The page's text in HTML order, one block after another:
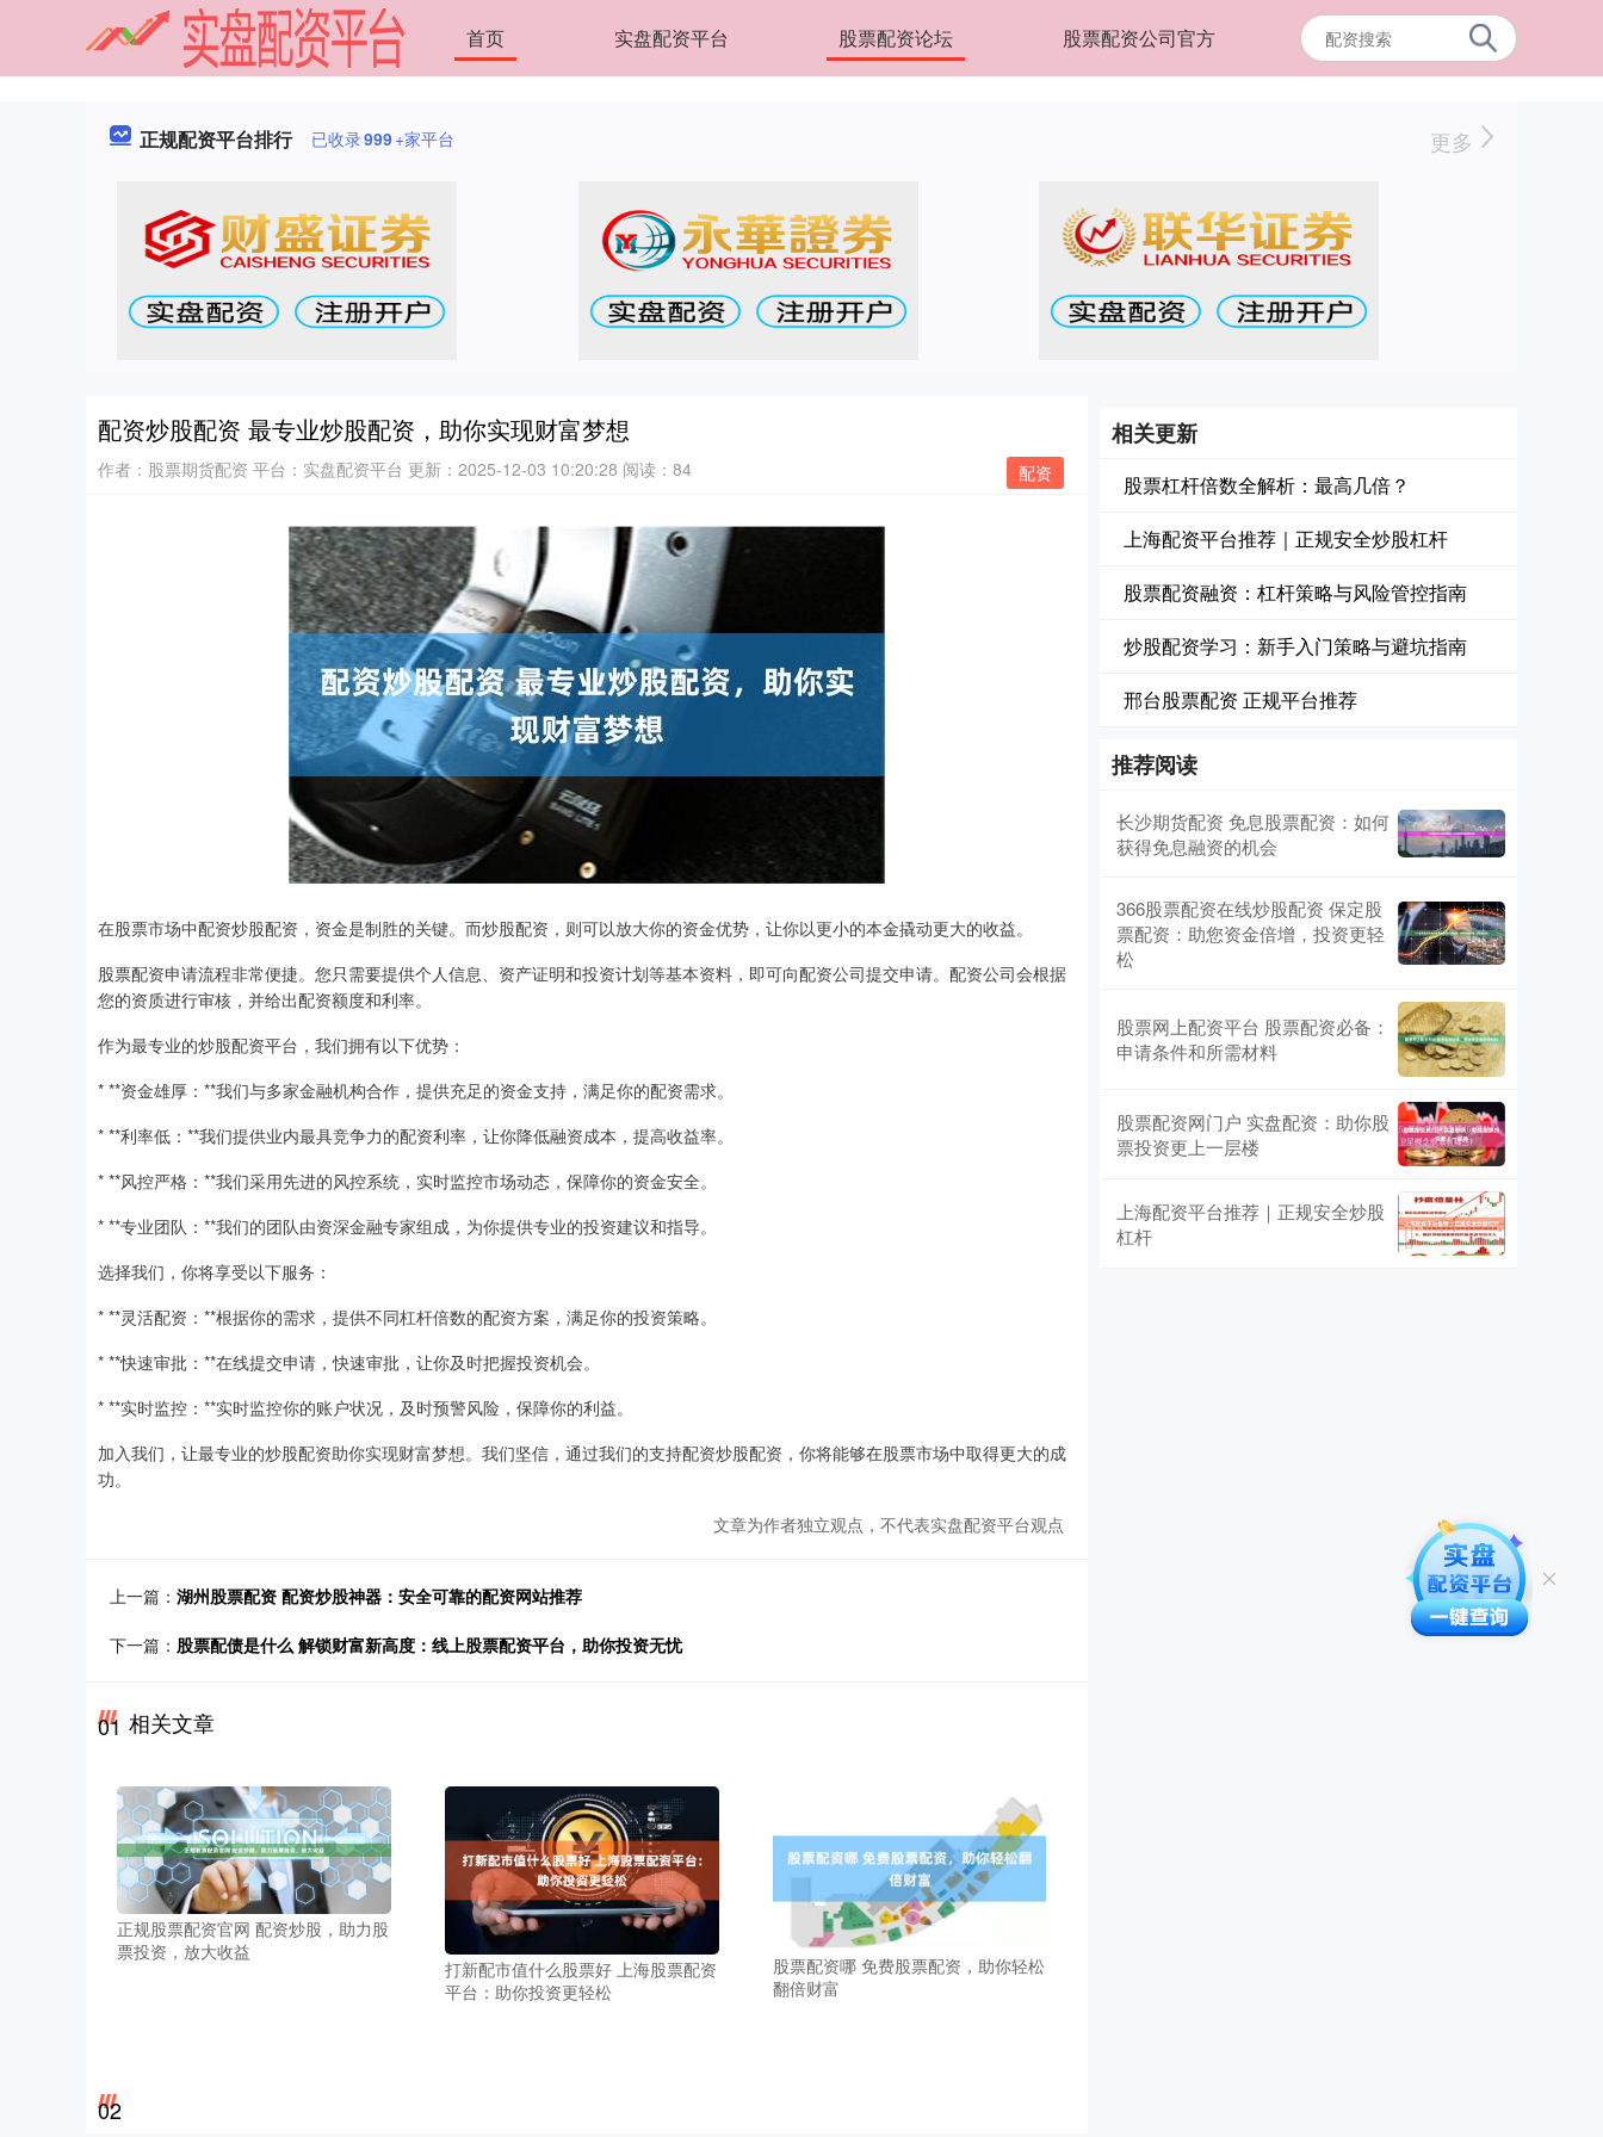
首页 实盘配资平台 股票配资论坛 股票配资公司官方
正规配资平台排行 已收录999+家平台 更多
配资炒股配资 最专业炒股配资，助你实现财富梦想
配资
作者：股票期货配资 平台：实盘配资平台 更新：2025-12-03 10:20:28 阅读：84
在股票市场中配资炒股配资，资金是制胜的关键。而炒股配资，则可以放大你的资金优势，让你以更小的本金撬动更大的收益。
股票配资申请流程非常便捷。您只需要提供个人信息、资产证明和投资计划等基本资料，即可向配资公司提交申请。配资公司会根据
您的资质进行审核，并给出配资额度和利率。
作为最专业的炒股配资平台，我们拥有以下优势：
* **资金雄厚：**我们与多家金融机构合作，提供充足的资金支持，满足你的配资需求。
* **利率低：**我们提供业内最具竞争力的配资利率，让你降低融资成本，提高收益率。
* **风控严格：**我们采用先进的风控系统，实时监控市场动态，保障你的资金安全。
* **专业团队：**我们的团队由资深金融专家组成，为你提供专业的投资建议和指导。
选择我们，你将享受以下服务：
* **灵活配资：**根据你的需求，提供不同杠杆倍数的配资方案，满足你的投资策略。
* **快速审批：**在线提交申请，快速审批，让你及时把握投资机会。
* **实时监控：**实时监控你的账户状况，及时预警风险，保障你的利益。
加入我们，让最专业的炒股配资助你实现财富梦想。我们坚信，通过我们的支持配资炒股配资，你将能够在股票市场中取得更大的成
功。
文章为作者独立观点，不代表实盘配资平台观点
上一篇： 湖州股票配资 配资炒股神器：安全可靠的配资网站推荐
下一篇： 股票配债是什么 解锁财富新高度：线上股票配资平台，助你投资无忧
01 相关文章
正规股票配资官网 配资炒股，助力股
票投资，放大收益
打新配市值什么股票好 上海股票配资
平台：助你投资更轻松
股票配资哪 免费股票配资，助你轻松
翻倍财富
02
相关更新
股票杠杆倍数全解析：最高几倍？
上海配资平台推荐｜正规安全炒股杠杆
股票配资融资：杠杆策略与风险管控指南
炒股配资学习：新手入门策略与避坑指南
邢台股票配资 正规平台推荐
推荐阅读
长沙期货配资 免息股票配资：如何
获得免息融资的机会
366股票配资在线炒股配资 保定股
票配资：助您资金倍增，投资更轻
松
股票网上配资平台 股票配资必备：
申请条件和所需材料
股票配资网门户 实盘配资：助你股
票投资更上一层楼
上海配资平台推荐｜正规安全炒股
杠杆